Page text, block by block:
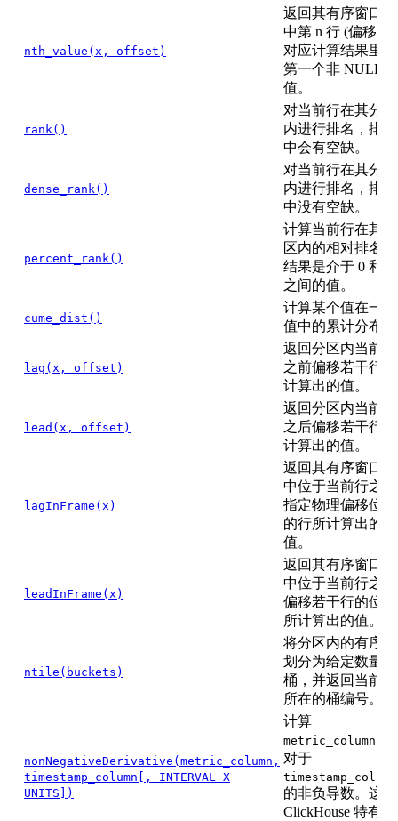
nth_value(x, offset)
返回其有序窗口帧
中第 n 行 (偏移量)
对应计算结果里的
第一个非 NULL
值。
rank()
对当前行在其分区
内进行排名，排名
中会有空缺。
dense_rank()
对当前行在其分区
内进行排名，排名
中没有空缺。
percent_rank()
计算当前行在其分
区内的相对排名，
结果是介于 0 和 1
之间的值。
cume_dist()
计算某个值在一组
值中的累计分布。
lag(x, offset)
返回分区内当前行
之前偏移若干行处
计算出的值。
lead(x, offset)
返回分区内当前行
之后偏移若干行处
计算出的值。
lagInFrame(x)
返回其有序窗口帧
中位于当前行之前
指定物理偏移位置
的行所计算出的
值。
leadInFrame(x)
返回其有序窗口帧
中位于当前行之后
偏移若干行的位置
所计算出的值。
ntile(buckets)
将分区内的有序行
划分为给定数量的
桶，并返回当前行
所在的桶编号。
nonNegativeDerivative(metric_column,
timestamp_column[, INTERVAL X
UNITS])
计算
metric_column
对于
timestamp_column
的非负导数。这是
ClickHouse 特有的